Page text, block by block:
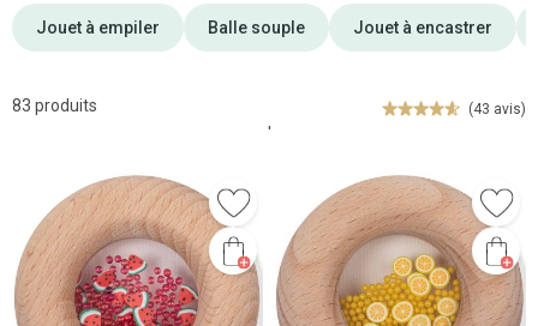
Jouet à empiler Balle souple Jouet à encastrer
83 produits (43 avis)
'